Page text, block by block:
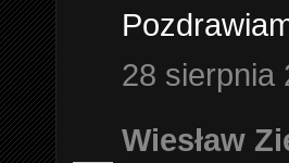
28 sierpnia
Wiesław